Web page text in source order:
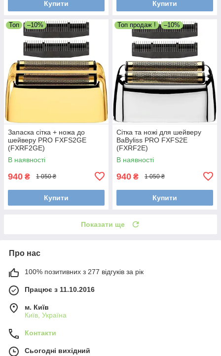
Купити Купити
Топ –10%
Запаска сітка + ножа до
шейверу PRO FXFS2GE
(FXRF2GE)
В наявності
940 ₴ 1 050 ₴
Купити
Топ продаж ! –10%
Сітка та ножі для шейверу
BaByliss PRO FXFS2E
(FXRF2E)
В наявності
940 ₴ 1 050 ₴
Купити
Показати ще
Про нас
100% позитивних з 277 відгуків за рік
Працює з 11.10.2016
м. Київ
Київ, Україна
Контакти
Сьогодні вихідний